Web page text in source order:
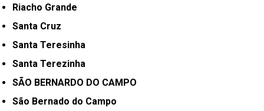
Riacho Grande
Santa Cruz
Santa Teresinha
Santa Terezinha
SÃO BERNARDO DO CAMPO
São Bernado do Campo